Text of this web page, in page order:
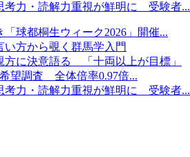
力・読解力重視が鮮明に 受験者...
球都桐生ウィーク2026」開催...
方から覗く群馬学入門
に決意語る 「十両以上が目標」
希望調査 全体倍率0.97倍...
力・読解力重視が鮮明に 受験者...